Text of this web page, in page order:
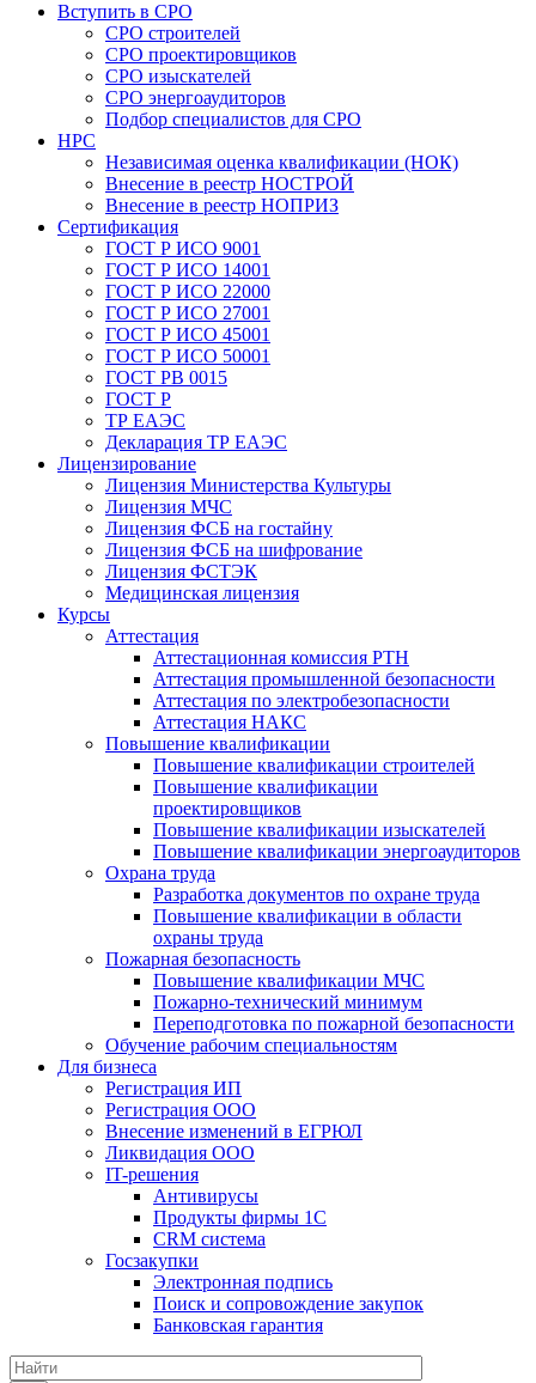
Вступить в СРО
СРО строителей
СРО проектировщиков
СРО изыскателей
СРО энергоаудиторов
Подбор специалистов для СРО
НРС
Независимая оценка квалификации (НОК)
Внесение в реестр НОСТРОЙ
Внесение в реестр НОПРИЗ
Сертификация
ГОСТ Р ИСО 9001
ГОСТ Р ИСО 14001
ГОСТ Р ИСО 22000
ГОСТ Р ИСО 27001
ГОСТ Р ИСО 45001
ГОСТ Р ИСО 50001
ГОСТ РВ 0015
ГОСТ Р
ТР ЕАЭС
Декларация ТР ЕАЭС
Лицензирование
Лицензия Министерства Культуры
Лицензия МЧС
Лицензия ФСБ на гостайну
Лицензия ФСБ на шифрование
Лицензия ФСТЭК
Медицинская лицензия
Курсы
Аттестация
Аттестационная комиссия РТН
Аттестация промышленной безопасности
Аттестация по электробезопасности
Аттестация НАКС
Повышение квалификации
Повышение квалификации строителей
Повышение квалификации
проектировщиков
Повышение квалификации изыскателей
Повышение квалификации энергоаудиторов
Охрана труда
Разработка документов по охране труда
Повышение квалификации в области
охраны труда
Пожарная безопасность
Повышение квалификации МЧС
Пожарно-технический минимум
Переподготовка по пожарной безопасности
Обучение рабочим специальностям
Для бизнеса
Регистрация ИП
Регистрация ООО
Внесение изменений в ЕГРЮЛ
Ликвидация ООО
IT-решения
Антивирусы
Продукты фирмы 1C
CRM система
Госзакупки
Электронная подпись
Поиск и сопровождение закупок
Банковская гарантия